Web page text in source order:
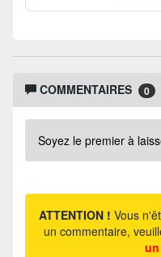
COMMENTAIRES 0
Soyez le premier à
ATTENTION ! Vous
un commentaire,